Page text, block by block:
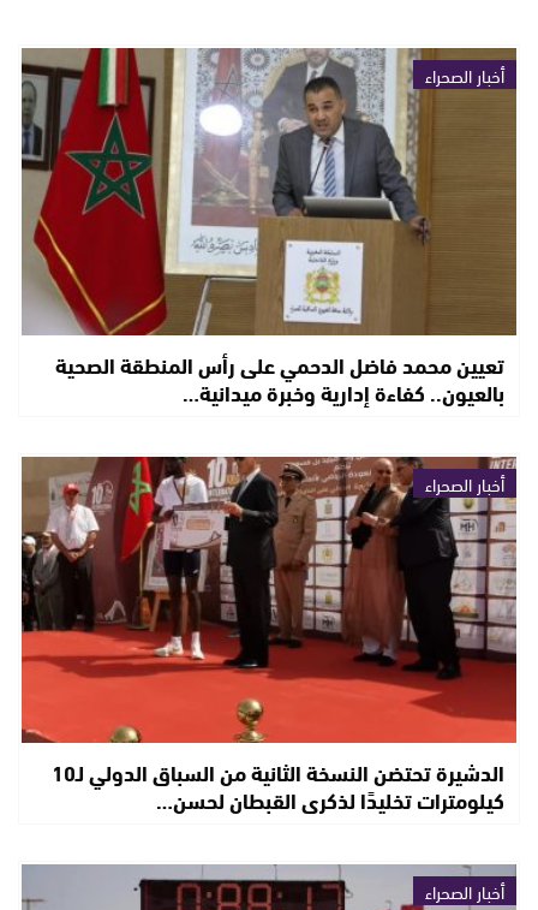
أخبار الصحراء
تعيين محمد فاضل الدحمي على رأس المنطقة الصحية
بالعيون.. كفاءة إدارية وخبرة ميدانية…
أخبار الصحراء
الدشيرة تحتضن النسخة الثانية من السباق الدولي لـ10
كيلومترات تخليدًا لذكرى القبطان لحسن…
أخبار الصحراء